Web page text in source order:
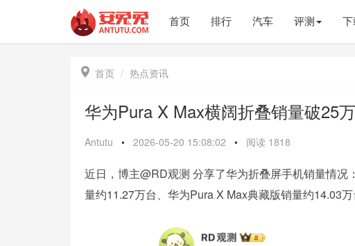
首页 排行 汽车 评测
 首页 热点资讯
华为Pura X Max横阔折叠销量破25
Antutu • 2026-05-20 15:08:02 • 阅读 1818
近日，博主@RD观测 分享了华为折叠屏手机销量情
量约11.27万台、华为Pura X Max典藏版销量约14.03万